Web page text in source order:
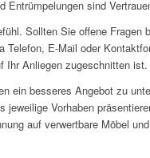
Entrümpelungen sind
Sollten Sie offene Fragen
E-Mail oder
Ihr Anliegen zugeschnitten ist.
ein besseres Angebot zu
Vorhaben
auf verwertbare Möbel